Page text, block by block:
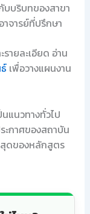
บบริบทของสาขา
จารย์ที่ปรึกษา
ายละเอียด อ่าน
เพื่อวางแผนงาน
นแนวทางทั่วไป
ะกาศของสถาบัน
สุดของหลักสูตร